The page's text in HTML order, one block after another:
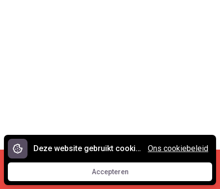
Cookies en privacy •
Contact
© 2007 - 2026 Spreekwoorden.nl
Deze website gebruikt cookies.
Accepteren
Accepteren
Ons cookiebeleid